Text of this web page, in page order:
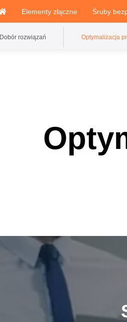
Elementy złączne Śruby
Dobór rozwiązań Optymalizacja